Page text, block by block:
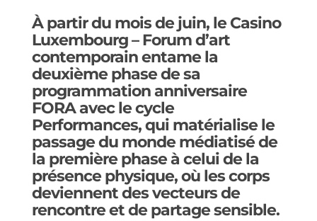
À partir du mois de juin, le Casino
Luxembourg – Forum d’art
contemporain entame la
deuxième phase de sa
programmation anniversaire
FORAavec le cycle
Performances, qui matérialise le
passage du monde médiatisé de
la première phase à celui de la
présence physique, où les corps
deviennent des vecteurs de
rencontre et de partage sensible.